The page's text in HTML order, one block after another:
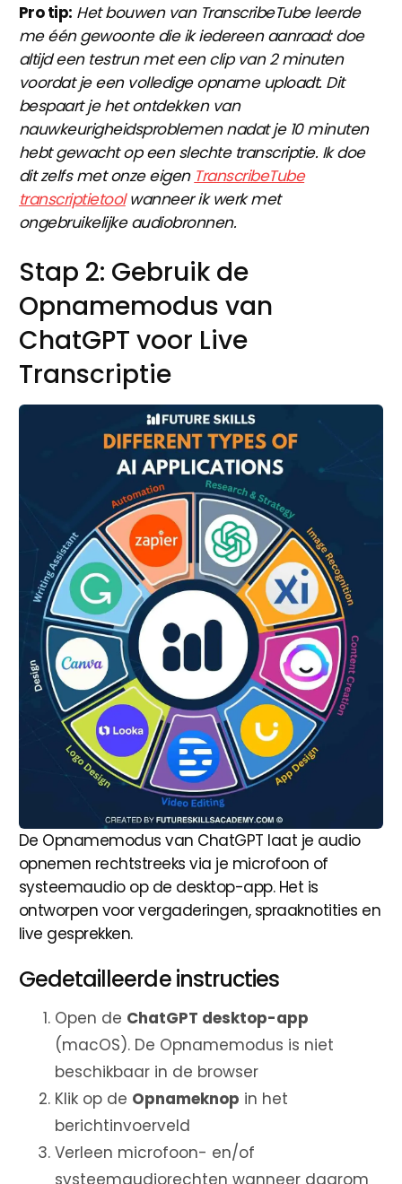
Pro tip: Het bouwen van TranscribeTube leerde
me één gewoonte die ik iedereen aanraad: doe
altijd een testrun met een clip van 2 minuten
voordat je een volledige opname uploadt. Dit
bespaart je het ontdekken van
nauwkeurigheidsproblemen nadat je 10 minuten
hebt gewacht op een slechte transcriptie. Ik doe
dit zelfs met onze eigen TranscribeTube
transcriptietoolwanneer ik werk met
ongebruikelijke audiobronnen.
Stap 2: Gebruik de
Opnamemodus van
ChatGPT voor Live
Transcriptie
De Opnamemodus van ChatGPT laat je audio
opnemen rechtstreeks via je microfoon of
systeemaudio op de desktop-app. Het is
ontworpen voor vergaderingen, spraaknotities en
live gesprekken.
Gedetailleerde instructies
Open de ChatGPT desktop-app
(macOS). De Opnamemodus is niet
beschikbaar in de browser
Klik op de Opnameknop in het
berichtinvoerveld
Verleen microfoon- en/of